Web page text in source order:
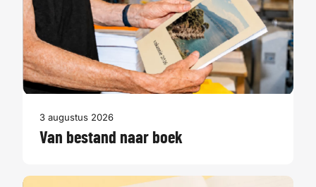
3 augustus 2026
Van bestand naar boek